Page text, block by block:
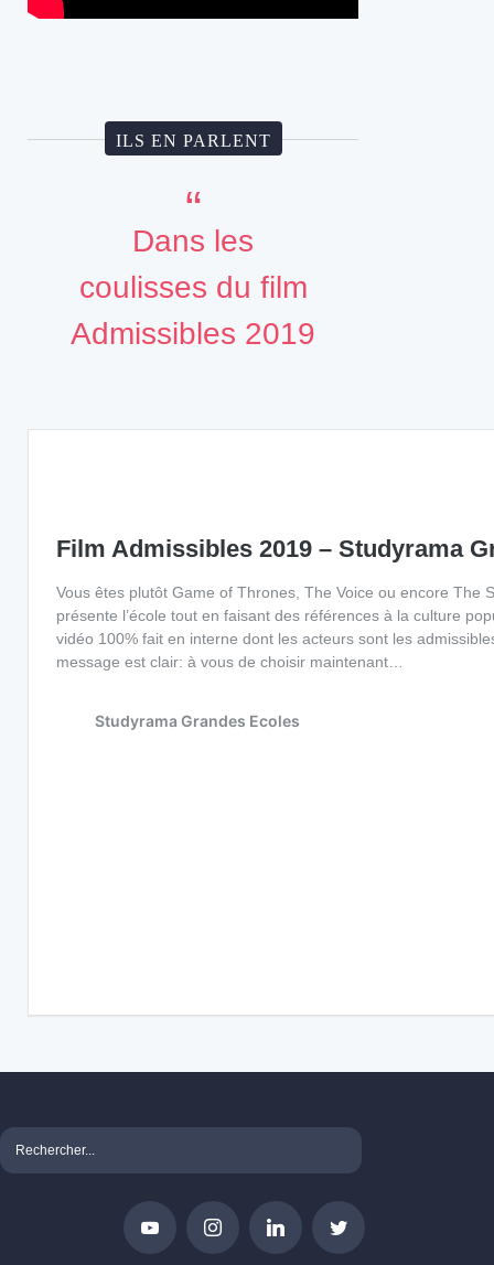
ILS EN PARLENT
Dans les
coulisses du film
Admissibles 2019
Film Admissibles 2019 – Studyrama
Vous êtes plutôt Game of Thrones, The Voice ou encore The
présente l’école tout en faisant des références à la culture
vidéo 100% fait en interne dont les acteurs sont les
message est clair: à vous de choisir maintenant…
Studyrama Grandes Ecoles